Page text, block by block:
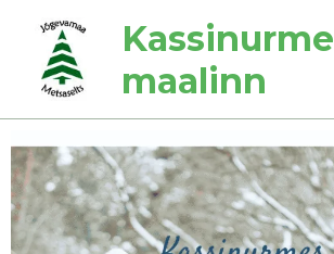
content
Kassinurme
maalinn